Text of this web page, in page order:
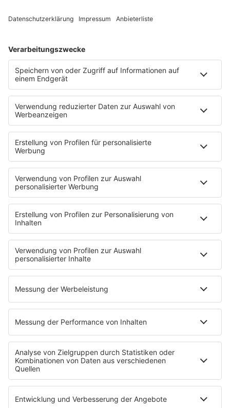
So war die Hamburg-Premiere
von "Die 80er Live"
Am 18. Juli 2026 gastierten "Die 80er Live" das
erste Mal in der Hansestadt und die Premiere
im HSV-Stadion hätte nicht besser laufen
können. 80s80s war für euch mit dabei.
Mehr davon
80s80s Countdown
so Deine Lieblingssongs zurück ins Radio.
sofort jedenSonntag von 12 bis 15 Uhr
80s80s Countdown – auf 80s80s Real 80s
Radio.